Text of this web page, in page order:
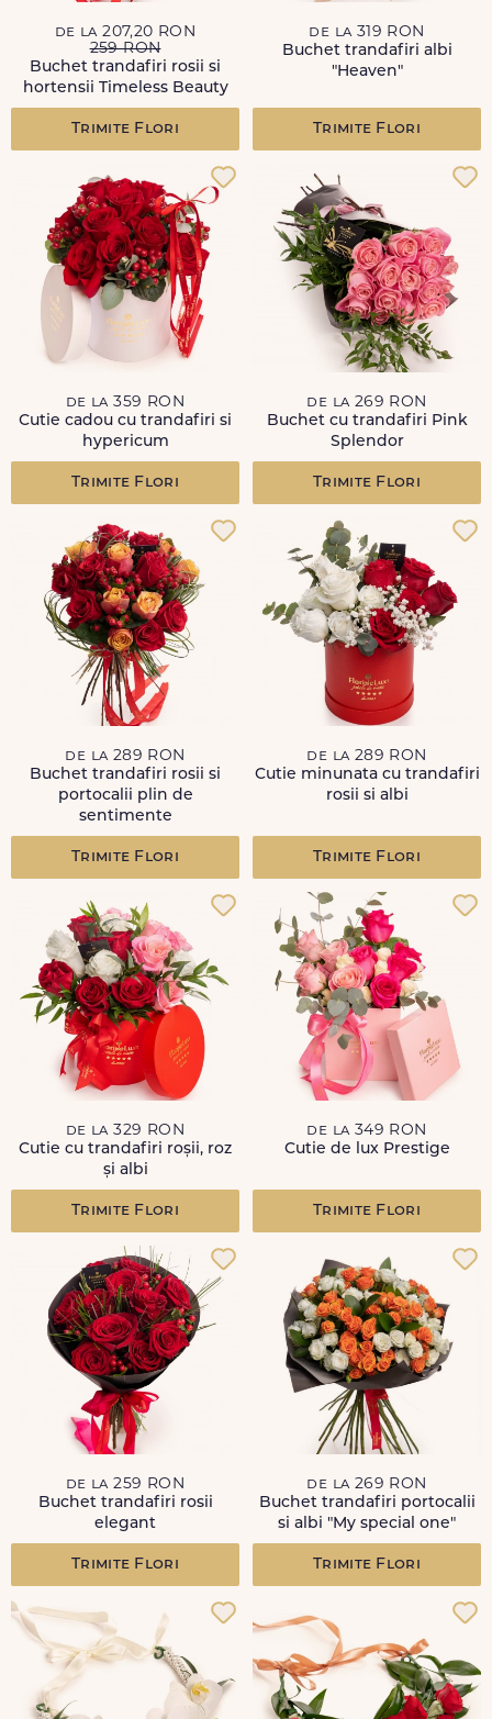
de la 207,20 RON
259 RON
Buchet trandafiri rosii si
hortensii Timeless Beauty
Trimite Flori
de la 319 RON
Buchet trandafiri albi
"Heaven"
Trimite Flori
de la 359 RON
Cutie cadou cu trandafiri si
hypericum
Trimite Flori
de la 269 RON
Buchet cu trandafiri Pink
Splendor
Trimite Flori
de la 289 RON
Buchet trandafiri rosii si
portocalii plin de
sentimente
Trimite Flori
de la 289 RON
Cutie minunata cu trandafiri
rosii si albi
Trimite Flori
de la 329 RON
Cutie cu trandafiri roșii, roz
și albi
Trimite Flori
de la 349 RON
Cutie de lux Prestige
Trimite Flori
de la 259 RON
Buchet trandafiri rosii
elegant
Trimite Flori
de la 269 RON
Buchet trandafiri portocalii
si albi "My special one"
Trimite Flori